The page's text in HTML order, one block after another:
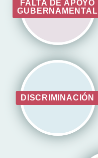
FALTA DE APOYO
GUBERNAMENTAL
DISCRIMINACIÓN